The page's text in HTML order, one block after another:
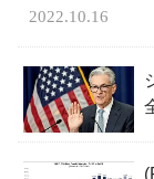
2022.10.16